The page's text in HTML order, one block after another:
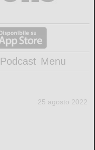
Podcast Menu
25 agosto 2022